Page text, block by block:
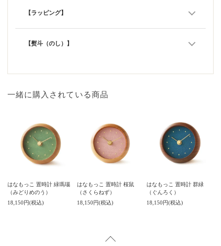
【ラッピング】
【熨斗（のし）】
一緒に購入されている商品
はなもっこ 置時計 緑瑪瑙
（みどりめのう）
18,150円(税込)
はなもっこ 置時計 桜鼠
（さくらねず）
18,150円(税込)
はなもっこ 置時計 群緑
（ぐんろく）
18,150円(税込)